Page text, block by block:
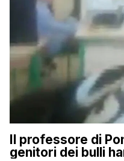
Il professore di
genitori dei bulli